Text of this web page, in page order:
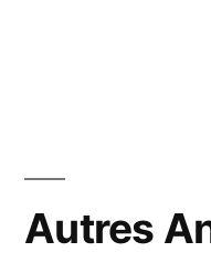
Autres